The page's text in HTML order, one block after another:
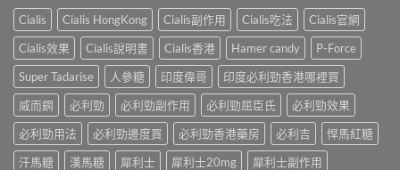
樣？
副
作
用
大
嗎？〉
從
來
不
是
性
福
終
點〉
中
副
作
用
全
解
析：
見
反
應、
利
士，
他
達
拉
非）
效
與
藥
Cialis Cialis HongKong Cialis副作用 Cialis吃法
Cialis官網
Cialis效果
Cialis說明書 Cialis香港 Hamer candy
P-Force
Super Tadarise
人參糖 印度偉哥
印度必利勁香港哪裡買
威而鋼
必利勁 必利勁副作用 必利勁屈臣氏
必利勁效果
必利勁用法
必利勁邊度買 必利勁香港藥房 必利吉
悍馬紅糖
汗馬糖
漢馬糖 犀利士 犀利士20mg
犀利士副作用